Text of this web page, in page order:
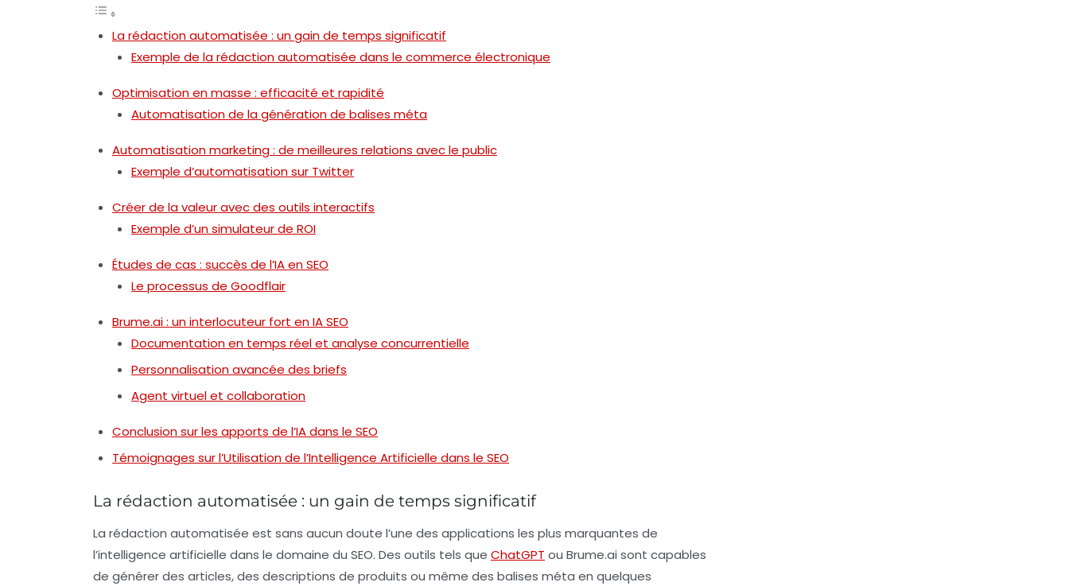
La rédaction automatisée : un gain de temps significatif
Exemple de la rédaction automatisée dans le commerce électronique
Optimisation en masse : efficacité et rapidité
Automatisation de la génération de balises méta
Automatisation marketing : de meilleures relations avec le public
Exemple d’automatisation sur Twitter
Créer de la valeur avec des outils interactifs
Exemple d’un simulateur de ROI
Études de cas : succès de l’IA en SEO
Le processus de Goodflair
Brume.ai : un interlocuteur fort en IA SEO
Documentation en temps réel et analyse concurrentielle
Personnalisation avancée des briefs
Agent virtuel et collaboration
Conclusion sur les apports de l’IA dans le SEO
Témoignages sur l’Utilisation de l’Intelligence Artificielle dans le SEO
La rédaction automatisée : un gain de temps significatif
La rédaction automatisée est sans aucun doute l’une des applications les plus marquantes de
l’intelligence artificielle dans le domaine du SEO. Des outils tels que ChatGPT ou Brume.ai sont capables
de générer des articles, des descriptions de produits ou même des balises méta en quelques